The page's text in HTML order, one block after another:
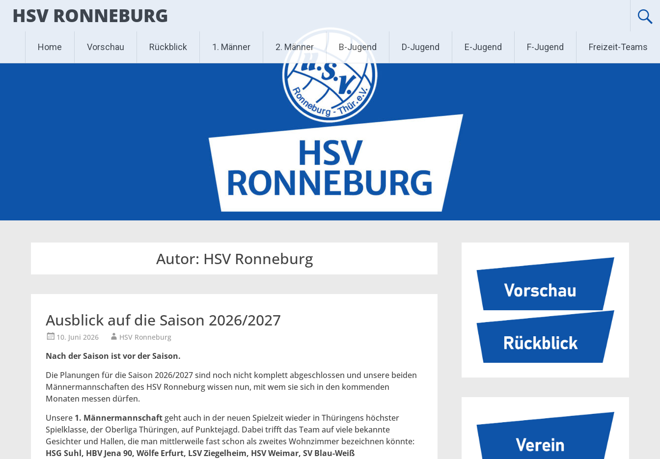
Inhalt
springen
HSV RONNEBURG
Home Vorschau Rückblick 1. Männer 2. Männer B-Jugend D-Jugend E-Jugend F-Jugend Freizeit-Teams
Autor: HSV Ronneburg
Ausblick auf die Saison 2026/2027
10. Juni 2026 HSV Ronneburg
Nach der Saison ist vor der Saison.
Die Planungen für die Saison 2026/2027 sind noch nicht komplett abgeschlossen und unsere beiden
Männermannschaften des HSV Ronneburg wissen nun, mit wem sie sich in den kommenden
Monaten messen dürfen.
Unsere 1. Männermannschaftgeht auch in der neuen Spielzeit wieder in Thüringens höchster
Spielklasse, der Oberliga Thüringen, auf Punktejagd. Dabei trifft das Team auf viele bekannte
Gesichter und Hallen, die man mittlerweile fast schon als zweites Wohnzimmer bezeichnen könnte:
HSG Suhl, HBV Jena 90, Wölfe Erfurt, LSV Ziegelheim, HSV Weimar, SV Blau-Weiß